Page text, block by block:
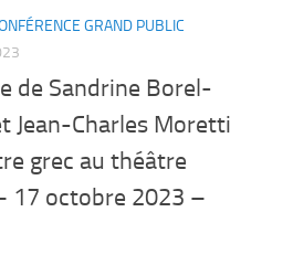
GRAND PUBLIC
de Sandrine Borel-
Jean-Charles Moretti
grec au théâtre
17 octobre 2023 –